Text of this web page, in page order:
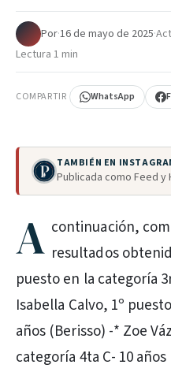
Por·16 de mayo de 2025·
Lectura 1 min
COMPARTIR WhatsApp
TAMBIÉN EN
Publicada como Feed y
A continuación,
resultados
puesto en la categoría
Isabella Calvo, 1º
años (Berisso) -* Zoe
categoría 4ta C- 10